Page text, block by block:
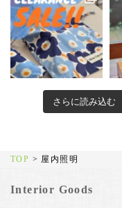
さらに読み込む
TOP > 屋内照明
Interior Goods